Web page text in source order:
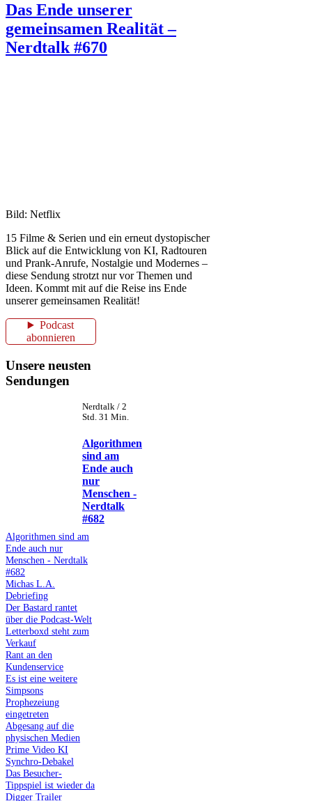
Das Ende unserer
gemeinsamen Realität –
Nerdtalk #670
Bild: Netflix
15 Filme & Serien und ein erneut dystopischer
Blick auf die Entwicklung von KI, Radtouren
und Prank-Anrufe, Nostalgie und Modernes –
diese Sendung strotzt nur vor Themen und
Ideen. Kommt mit auf die Reise ins Ende
unserer gemeinsamen Realität!
Podcast
abonnieren
Unsere neusten
Sendungen
Nerdtalk / 2
Std. 31 Min.
Algorithmen
sind am
Ende auch
nur
Menschen -
Nerdtalk
#682
Algorithmen sind am
Ende auch nur
Menschen - Nerdtalk
#682
Michas L.A.
Debriefing
Der Bastard rantet
über die Podcast-Welt
Letterboxd steht zum
Verkauf
Rant an den
Kundenservice
Es ist eine weitere
Simpsons
Prophezeiung
eingetreten
Abgesang auf die
physischen Medien
Prime Video KI
Synchro-Debakel
Das Besucher-
Tippspiel ist wieder da
Digger Trailer